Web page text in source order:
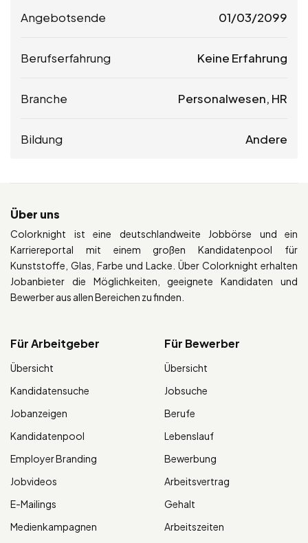
Angebotsende 01/03/2099
Berufserfahrung Keine Erfahrung
Branche Personalwesen, HR
Bildung Andere
Über uns
Colorknight ist eine deutschlandweite Jobbörse und ein
Karriereportal mit einem großen Kandidatenpool für
Kunststoffe, Glas, Farbe und Lacke. Über Colorknight erhalten
Jobanbieter die Möglichkeiten, geeignete Kandidaten und
Bewerber aus allen Bereichen zu finden.
Für Arbeitgeber
Übersicht
Kandidatensuche
Jobanzeigen
Kandidatenpool
Employer Branding
Jobvideos
E-Mailings
Medienkampagnen
Für Bewerber
Übersicht
Jobsuche
Berufe
Lebenslauf
Bewerbung
Arbeitsvertrag
Gehalt
Arbeitszeiten